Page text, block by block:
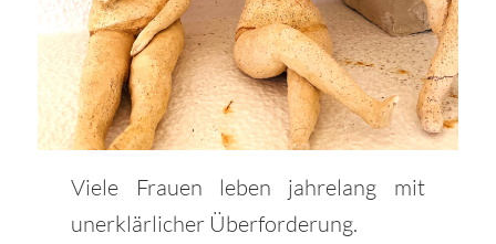
Viele Frauen leben jahrelang mit
unerklärlicher Überforderung.